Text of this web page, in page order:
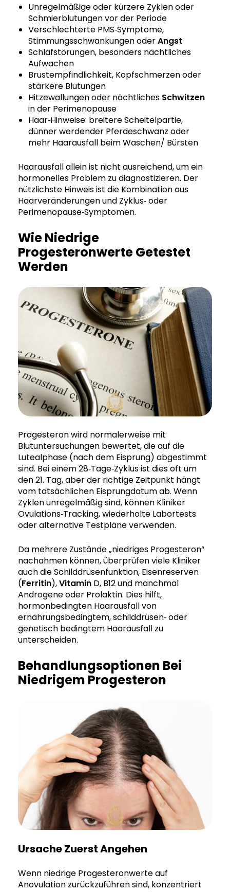
Unregelmäßige oder kürzere Zyklen oder
Schmierblutungen vor der Periode
Verschlechterte PMS‑Symptome,
Stimmungsschwankungen oderAngst
Schlafstörungen, besonders nächtliches
Aufwachen
Brustempfindlichkeit, Kopfschmerzen oder
stärkere Blutungen
Hitzewallungen oder nächtliches Schwitzen
in der Perimenopause
Haar‑Hinweise: breitere Scheitelpartie,
dünner werdender Pferdeschwanz oder
mehr Haarausfall beim Waschen/ Bürsten
Haarausfall allein ist nicht ausreichend, um ein
hormonelles Problem zu diagnostizieren. Der
nützlichste Hinweis ist die Kombination aus
Haarveränderungen und Zyklus‑ oder
Perimenopause‑Symptomen.
Wie Niedrige
Progesteronwerte Getestet
Werden
Progesteron wird normalerweise mit
Blutuntersuchungen bewertet, die auf die
Lutealphase (nach dem Eisprung) abgestimmt
sind. Bei einem 28‑Tage‑Zyklus ist dies oft um
den 21. Tag, aber der richtige Zeitpunkt hängt
vom tatsächlichen Eisprungdatum ab. Wenn
Zyklen unregelmäßig sind, können Kliniker
Ovulations‑Tracking, wiederholte Labortests
oder alternative Testpläne verwenden.
Da mehrere Zustände „niedriges Progesteron“
nachahmen können, überprüfen viele Kliniker
auch die Schilddrüsenfunktion, Eisenreserven
(Ferritin),Vitamin D, B12 und manchmal
Androgene oder Prolaktin. Dies hilft,
hormonbedingten Haarausfall von
ernährungsbedingtem, schilddrüsen‑ oder
genetisch bedingtem Haarausfall zu
unterscheiden.
Behandlungsoptionen Bei
Niedrigem Progesteron
Ursache Zuerst Angehen
Wenn niedrige Progesteronwerte auf
Anovulation zurückzuführen sind, konzentriert